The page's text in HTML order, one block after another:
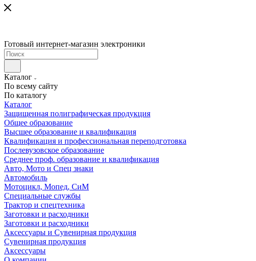
Готовый интернет-магазин электроники
Каталог
По всему сайту
По каталогу
Каталог
Защищенная полиграфическая продукция
Общее образование
Высшее образование и квалификация
Квалификация и профессиональная переподготовка
Послевузовское образование
Среднее проф. образование и квалификация
Авто, Мото и Спец знаки
Автомобиль
Мотоцикл, Мопед, СиМ
Специальные службы
Трактор и спецтехника
Заготовки и расходники
Заготовки и расходники
Аксессуары и Сувенирная продукция
Сувенирная продукция
Аксессуары